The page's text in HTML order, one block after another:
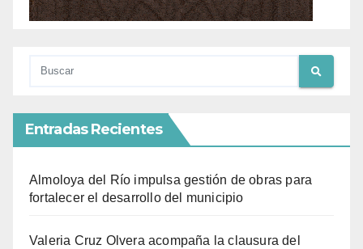
Entradas Recientes
Almoloya del Río impulsa gestión de obras para
fortalecer el desarrollo del municipio
Valeria Cruz Olvera acompaña la clausura del